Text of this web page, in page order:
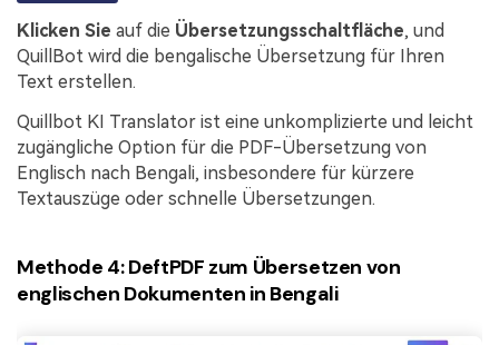
Klicken Sie auf die Übersetzungsschaltfläche, und
QuillBot wird die bengalische Übersetzung für Ihren
Text erstellen.
Quillbot KI Translator ist eine unkomplizierte und leicht
zugängliche Option für die PDF-Übersetzung von
Englisch nach Bengali, insbesondere für kürzere
Textauszüge oder schnelle Übersetzungen.
Methode 4: DeftPDF zum Übersetzen von
englischen Dokumenten in Bengali